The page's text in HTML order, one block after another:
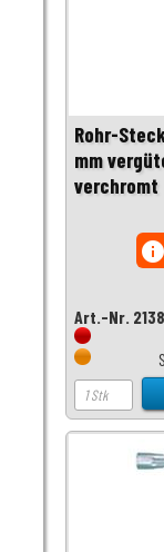
Rohr-
mm
Art.-Nr.